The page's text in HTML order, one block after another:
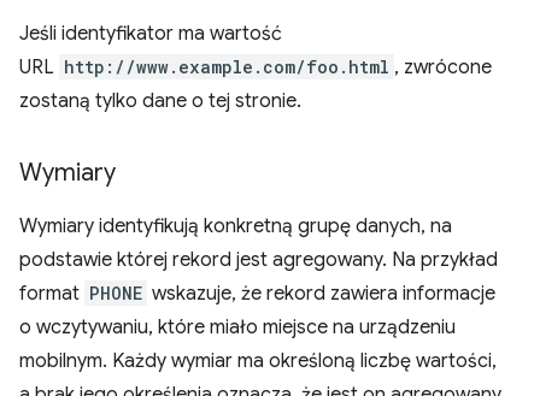
Jeśli identyfikator ma wartość
URL http://www.example.com/foo.html , zwrócone
zostaną tylko dane o tej stronie.
Wymiary
Wymiary identyfikują konkretną grupę danych, na
podstawie której rekord jest agregowany. Na przykład
format PHONE wskazuje, że rekord zawiera informacje
o wczytywaniu, które miało miejsce na urządzeniu
mobilnym. Każdy wymiar ma określoną liczbę wartości,